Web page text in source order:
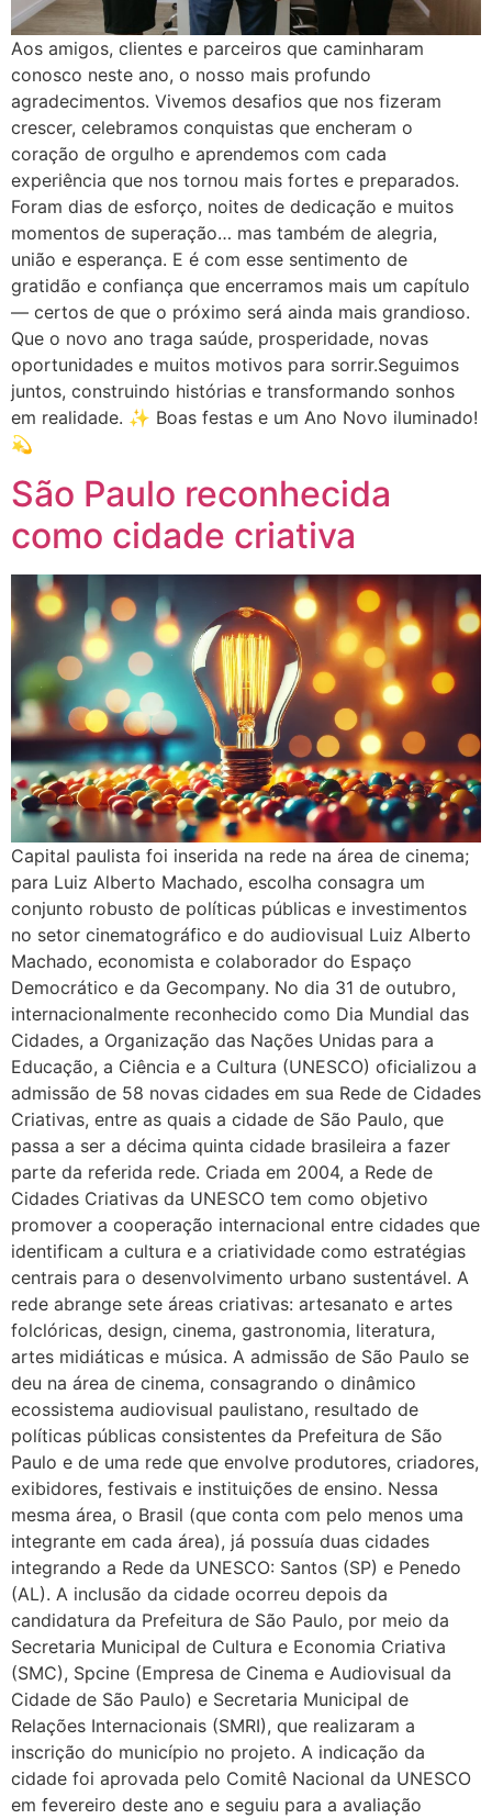
Aos amigos, clientes e parceiros que caminharam
conosco neste ano, o nosso mais profundo
agradecimentos. Vivemos desafios que nos fizeram
crescer, celebramos conquistas que encheram o
coração de orgulho e aprendemos com cada
experiência que nos tornou mais fortes e preparados.
Foram dias de esforço, noites de dedicação e muitos
momentos de superação… mas também de alegria,
união e esperança. E é com esse sentimento de
gratidão e confiança que encerramos mais um capítulo
— certos de que o próximo será ainda mais grandioso.
Que o novo ano traga saúde, prosperidade, novas
oportunidades e muitos motivos para sorrir.Seguimos
juntos, construindo histórias e transformando sonhos
em realidade. ✨ Boas festas e um Ano Novo iluminado!
💫
São Paulo reconhecida
como cidade criativa
Capital paulista foi inserida na rede na área de cinema;
para Luiz Alberto Machado, escolha consagra um
conjunto robusto de políticas públicas e investimentos
no setor cinematográfico e do audiovisual Luiz Alberto
Machado, economista e colaborador do Espaço
Democrático e da Gecompany. No dia 31 de outubro,
internacionalmente reconhecido como Dia Mundial das
Cidades, a Organização das Nações Unidas para a
Educação, a Ciência e a Cultura (UNESCO) oficializou a
admissão de 58 novas cidades em sua Rede de Cidades
Criativas, entre as quais a cidade de São Paulo, que
passa a ser a décima quinta cidade brasileira a fazer
parte da referida rede. Criada em 2004, a Rede de
Cidades Criativas da UNESCO tem como objetivo
promover a cooperação internacional entre cidades que
identificam a cultura e a criatividade como estratégias
centrais para o desenvolvimento urbano sustentável. A
rede abrange sete áreas criativas: artesanato e artes
folclóricas, design, cinema, gastronomia, literatura,
artes midiáticas e música. A admissão de São Paulo se
deu na área de cinema, consagrando o dinâmico
ecossistema audiovisual paulistano, resultado de
políticas públicas consistentes da Prefeitura de São
Paulo e de uma rede que envolve produtores, criadores,
exibidores, festivais e instituições de ensino. Nessa
mesma área, o Brasil (que conta com pelo menos uma
integrante em cada área), já possuía duas cidades
integrando a Rede da UNESCO: Santos (SP) e Penedo
(AL). A inclusão da cidade ocorreu depois da
candidatura da Prefeitura de São Paulo, por meio da
Secretaria Municipal de Cultura e Economia Criativa
(SMC), Spcine (Empresa de Cinema e Audiovisual da
Cidade de São Paulo) e Secretaria Municipal de
Relações Internacionais (SMRI), que realizaram a
inscrição do município no projeto. A indicação da
cidade foi aprovada pelo Comitê Nacional da UNESCO
em fevereiro deste ano e seguiu para a avaliação